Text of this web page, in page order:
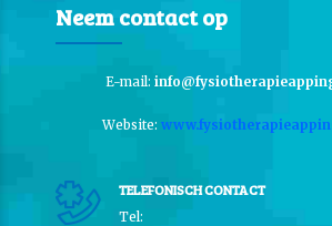
Neem contact op
E-mail:
Website:
TELEFONISCH CONTACT
Tel: